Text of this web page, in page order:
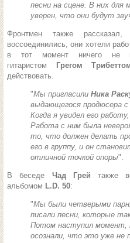
песни на сцене. В них для
уверен, что они будут
Фронтмен также
воссоединились, они хотели
в тот момент ничего не
гитаристом
Грегом
действовать.
"Мы пригласили Ника
выдающегося продюсера
Когда я увидел его
Работа с ним была
то, что должен делать
его в группу, и он
отличной точкой опоры".
В беседе Чад Грей также
альбомом L.D. 50:
"Мы были четверыми
писали песни, которые
Потом наступил момент,
осознали, что это уже не